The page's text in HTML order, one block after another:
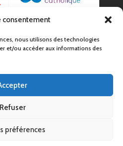
consentement
nous utilisons des technologies
et/ou accéder aux informations des
Refuser
préférences
légales
de confidentialité
CGV